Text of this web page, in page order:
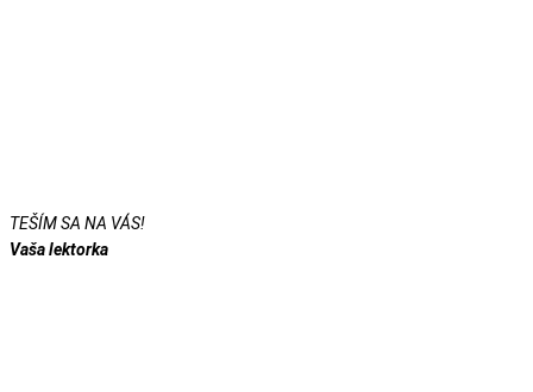
TEŠÍM SA NA VÁS!
Vaša lektorka